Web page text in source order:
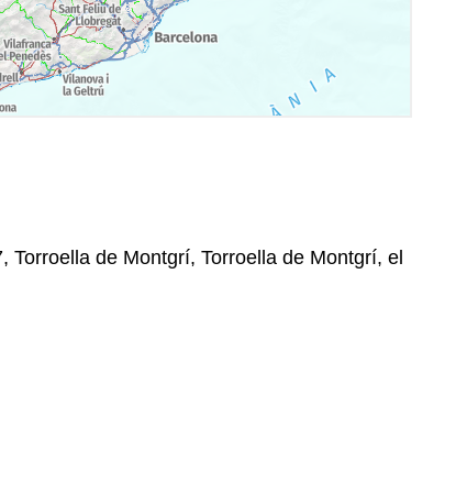
Torroella de Montgrí, Torroella de Montgrí, el